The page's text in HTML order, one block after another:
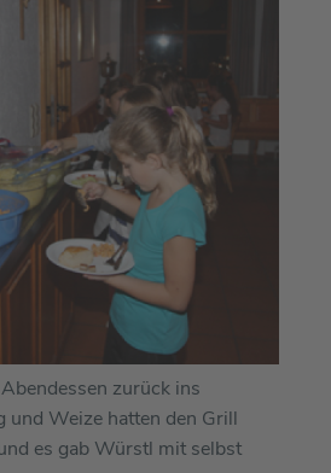
zurück ins
und Weize hatten den Grill
es gab Würstl mit selbst